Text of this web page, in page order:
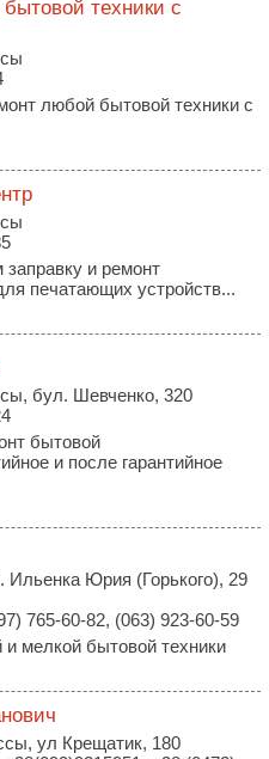
техники с
любой бытовой техники с
и ремонт
печатающих устройств...
бул. Шевченко, 320
бытовой
и после гарантийное
Ильенка Юрия (Горького), 29
765-60-82, (063) 923-60-59
и мелкой бытовой техники
ул Крещатик, 180